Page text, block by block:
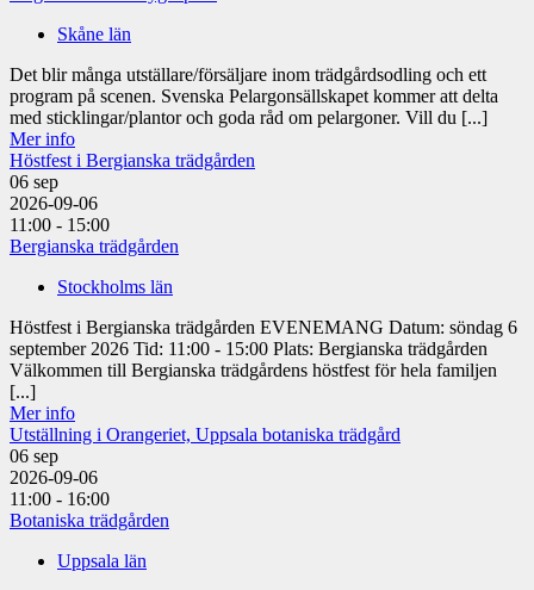
Skåne län
Det blir många utställare/försäljare inom trädgårdsodling och ett
program på scenen. Svenska Pelargonsällskapet kommer att delta
med sticklingar/plantor och goda råd om pelargoner. Vill du [...]
Mer info
Höstfest i Bergianska trädgården
06 sep
2026-09-06
11:00 - 15:00
Bergianska trädgården
Stockholms län
Höstfest i Bergianska trädgården EVENEMANG Datum: söndag 6
september 2026 Tid: 11:00 - 15:00 Plats: Bergianska trädgården
Välkommen till Bergianska trädgårdens höstfest för hela familjen
[...]
Mer info
Utställning i Orangeriet, Uppsala botaniska trädgård
06 sep
2026-09-06
11:00 - 16:00
Botaniska trädgården
Uppsala län